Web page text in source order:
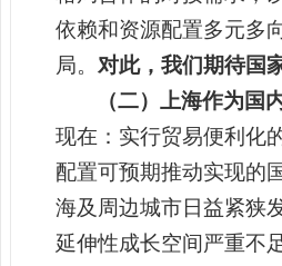
依赖和资源配置多元多
局。 对此，我们期待国
（二）上海作为
现在：实行贸易便利化
配置可预期推动实现的
海及周边城市日益紧狭
延伸性成长空间严重不